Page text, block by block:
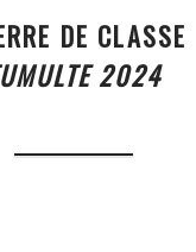
DE CLASSE
2024